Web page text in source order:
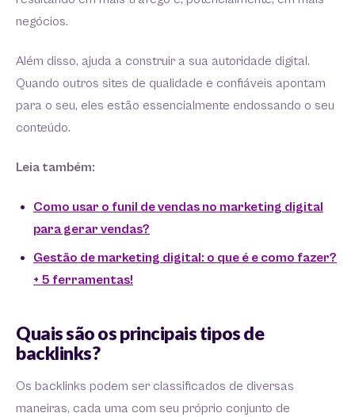
negócios.
Além disso, ajuda a construir a sua autoridade digital.
Quando outros sites de qualidade e confiáveis apontam
para o seu, eles estão essencialmente endossando o seu
conteúdo.
Leia também:
Como usar o funil de vendas no marketing digital
para gerar vendas?
Gestão de marketing digital: o que é e como fazer?
+ 5 ferramentas!
Quais são os principais tipos de
backlinks?
Os backlinks podem ser classificados de diversas
maneiras, cada uma com seu próprio conjunto de